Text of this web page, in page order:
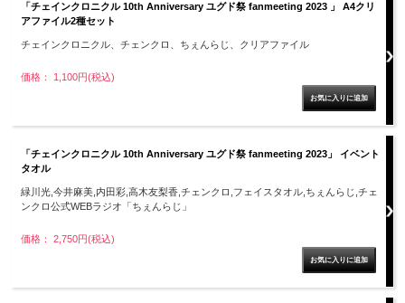
「チェインクロニクル 10th Anniversary ユグド祭 fanmeeting 2023 」 A4クリ
アファイル2種セット
チェインクロニクル、チェンクロ、ちぇんらじ、クリアファイル
価格： 1,100円(税込)
「チェインクロニクル 10th Anniversary ユグド祭 fanmeeting 2023」 イベント
タオル
緑川光,今井麻美,内田彩,高木友梨香,チェンクロ,フェイスタオル,ちぇんらじ,チェ
ンクロ公式WEBラジオ「ちぇんらじ」
価格： 2,750円(税込)